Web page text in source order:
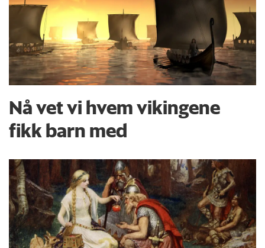
Nå vet vi hvem vikingene
fikk barn med